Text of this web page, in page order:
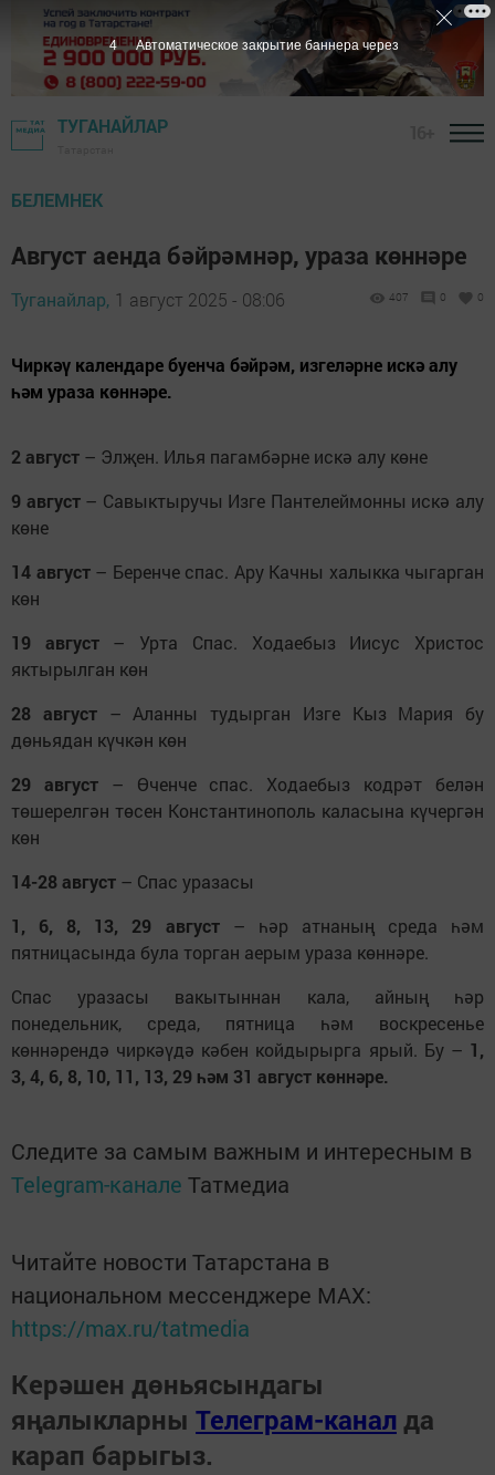
ТУГАНАЙЛАР
БЕЛЕМНЕК
Август аенда бәйрәмнәр, ураза көннәре
Туганайлар, 1 август 2025 - 08:06 407 0 0
Чиркәү календаре буенча бәйрәм, изгеләрне искә алу
һәм ураза көннәре.
2 август – Элҗен. Илья пагамбәрне искә алу көне
9 август – Савыктыручы Изге Пантелеймонны искә алу
көне
14 август – Беренче спас. Ару Качны халыкка чыгарган
көн
19 август– Урта Спас. Ходаебыз Иисус Христос
яктырылган көн
28 август– Аланны тудырган Изге Кыз Мария бу
дөньядан күчкән көн
29 август – Өченче спас. Ходаебыз кодрәт белән
төшерелгән төсен Константинополь каласына күчергән
көн
14-28 август – Спас уразасы
1, 6, 8, 13, 29 август– һәр атнаның среда һәм
пятницасында була торган аерым ураза көннәре.
Спас уразасы вакытыннан кала, айның һәр
понедельник, среда, пятница һәм воскресенье
көннәрендә чиркәүдә кәбен койдырырга ярый. Бу – 1,
3, 4, 6, 8, 10, 11, 13, 29 һәм 31 август көннәре.
Следите за самым важным и интересным в
Telegram-канале Татмедиа
Читайте новости Татарстана в
национальном мессенджере MАХ:
https://max.ru/tatmedia
Керәшен дөньясындагы
яңалыкларны Телеграм-канал да
карап барыгыз.
3 Автоматическое закрытие баннера через